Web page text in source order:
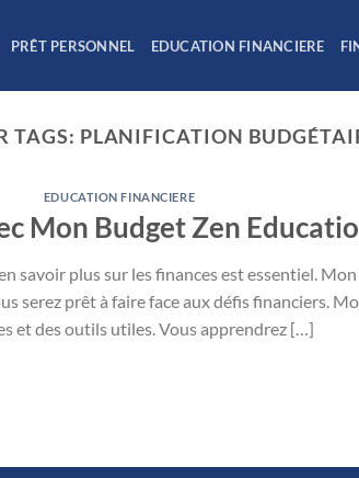
PRÊT PERSONNEL EDUCATION FINANCIERE
TAGS: PLANIFICATION
EDUCATION FINANCIERE
Mon Budget Zen
savoir plus sur les finances est essentiel.
serez prêt à faire face aux défis financiers.
et des outils utiles. Vous apprendrez […]